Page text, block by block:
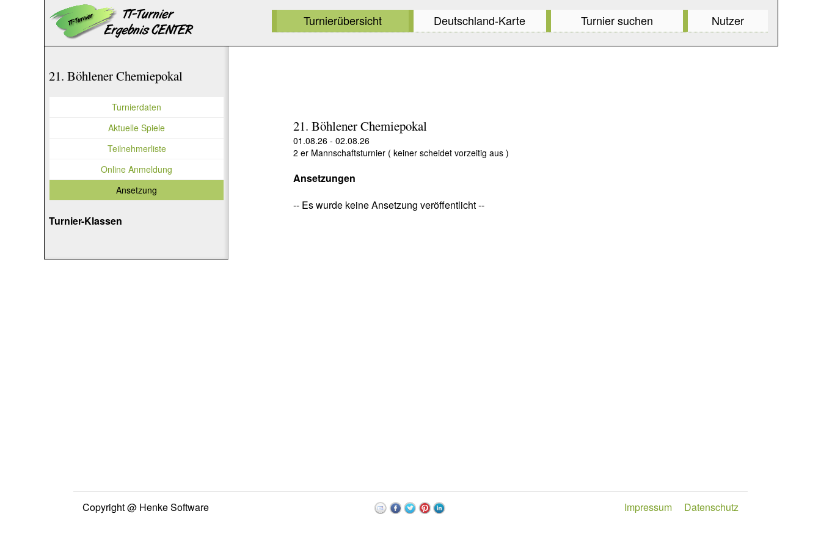
Turnierübersicht Deutschland-Karte Turnier suchen Nutzer
21. Böhlener Chemiepokal
01.08.26 - 02.08.26
2 er Mannschaftsturnier ( keiner scheidet vorzeitig aus )
Ansetzungen
-- Es wurde keine Ansetzung veröffentlicht --
21. Böhlener Chemiepokal
Turnierdaten
Aktuelle Spiele
Teilnehmerliste
Online Anmeldung
Ansetzung
Turnier-Klassen
Copyright @ Henke Software Datenschutz
Impressum